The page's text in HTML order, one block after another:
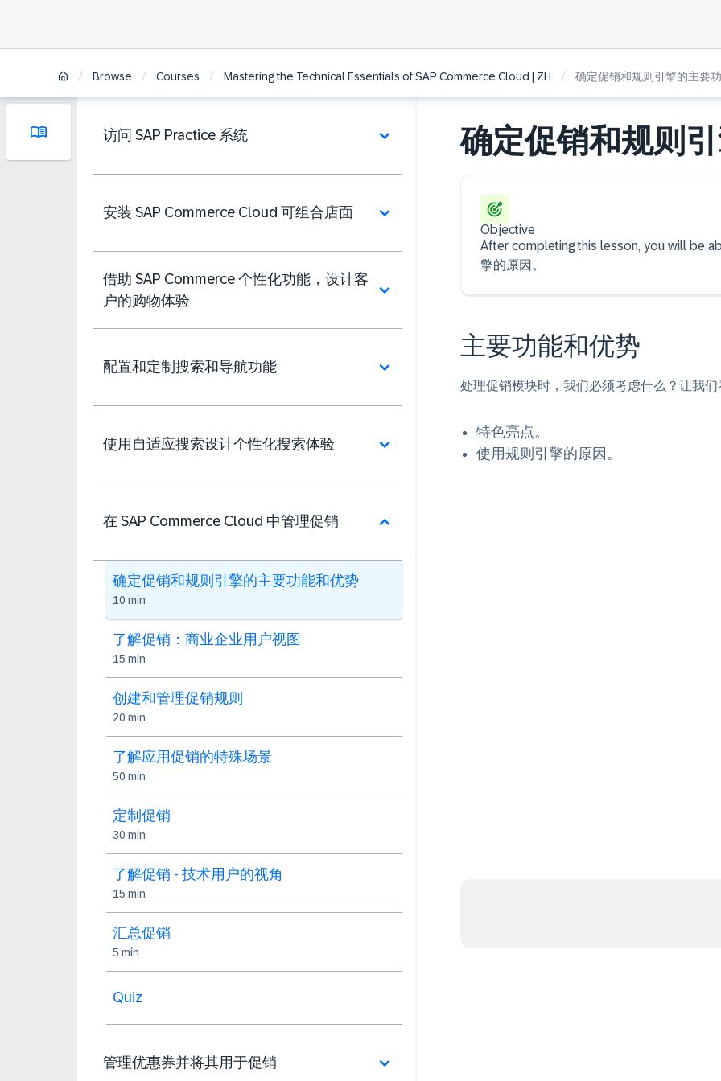
/ Browse / Courses / Mastering the Technical Essentials of SAP Commerce Cloud | ZH / 确定促销和规则引擎的主要
访问 SAP Practice 系统
安装 SAP Commerce Cloud 可组合店面
借助 SAP Commerce 个性化功能，设计客
户的购物体验
配置和定制搜索和导航功能
使用自适应搜索设计个性化搜索体验
在 SAP Commerce Cloud 中管理促销
确定促销和规则引擎的主要功能和优势
10 min
了解促销：商业企业用户视图
15 min
创建和管理促销规则
20 min
了解应用促销的特殊场景
50 min
定制促销
30 min
了解促销 - 技术用户的视角
15 min
汇总促销
5 min
Quiz
管理优惠券并将其用于促销
确定促销和规则
Objective
After completing this lesson, you will be
擎的原因。
主要功能和优势
处理促销模块时，我们必须考虑什么？让我们
特色亮点。
使用规则引擎的原因。